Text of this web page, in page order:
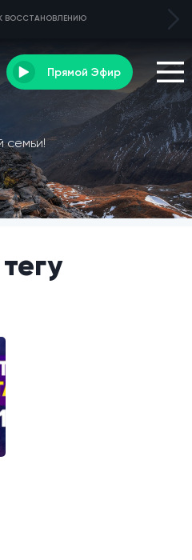
ВОССТАНОВЛЕНИЮ
Прямой Эфир
семьи!